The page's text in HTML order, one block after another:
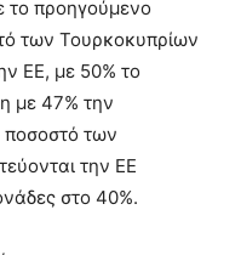
προηγούμενο
των Τουρκοκυπρίων
ΕΕ, με 50% το
με 47% την
ποσοστό των
την ΕΕ
στο 40%.